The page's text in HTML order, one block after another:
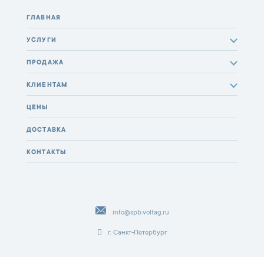
ГЛАВНАЯ
УСЛУГИ
ПРОДАЖА
КЛИЕНТАМ
ЦЕНЫ
ДОСТАВКА
КОНТАКТЫ
info@spb.voltag.ru
г. Санкт-Петербург